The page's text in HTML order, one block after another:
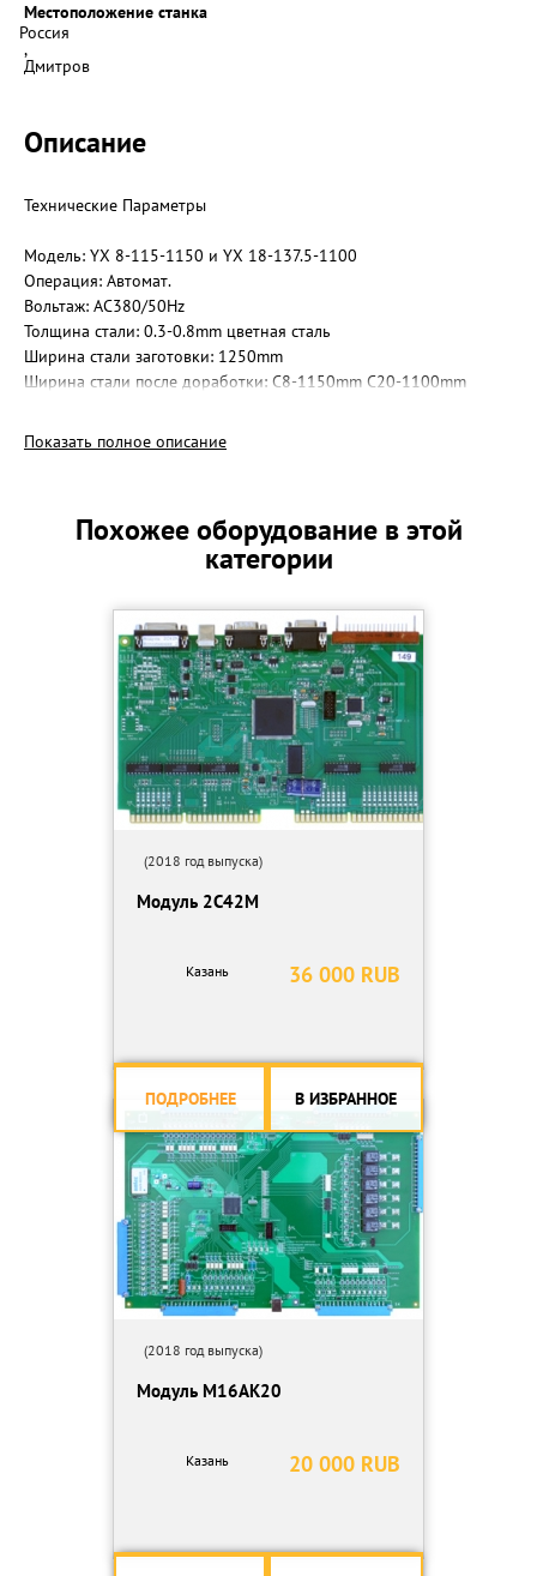
Местоположение станка
Россия
,
Дмитров
Описание
Технические Параметры
Модель: YX 8-115-1150 и YX 18-137.5-1100
Операция: Автомат.
Вольтаж: АС380/50Нz
Толщина стали: 0.3-0.8mm цветная сталь
Ширина стали заготовки: 1250mm
Ширина стали после доработки: С8-1150mm С20-1100mm
Диаметр валов: Ф76мм
Клетей: C8-16шт. C20-18ш
Материал валов: 45# сталь
Материал ножей гидравлических: Crl2Mov
Передача: 1 дюйм цепи, звездочки 1 дюйм 15 зубов
Подшипник: 6210
Точность реза по длине: ±1.5mm
Гидравлическое давление: 16Mpa
Толщина стороны стали: S16mm
Вес оборудования: 6T
Общая мощность (kw): 8.5kw
Мощность гидравлической системы: 3kw
Мощность главного оборудования: 5.5KW(редуктор)
Пассивный разматыватель (5T)
Автоматическое измерение длины.
Показать полное описание
Похожее оборудование в этой
категории
(2018 год выпуска)
Модуль 2С42М
36 000 RUB
Казань
ПОДРОБНЕЕ В ИЗБРАННОЕ
(2018 год выпуска)
Модуль М16АК20
20 000 RUB
Казань